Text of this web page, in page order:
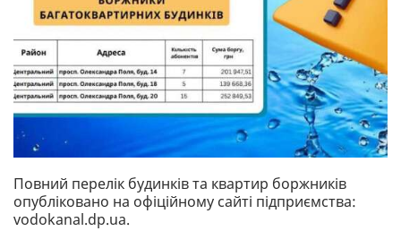
Повний перелік будинків та квартир боржників
опубліковано на офіційному сайті підприємства:
vodokanal.dp.ua.